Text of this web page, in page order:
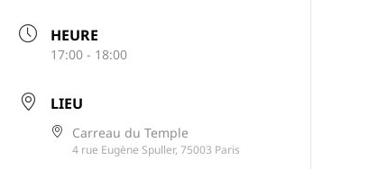
HEURE
17:00 - 18:00
LIEU
Carreau du Temple
4 rue Eugène Spuller, 75003 Paris